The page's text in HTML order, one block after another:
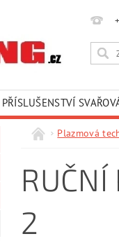
PŘÍSLUŠENSTVÍ
Plazmová
RUČNÍ
2